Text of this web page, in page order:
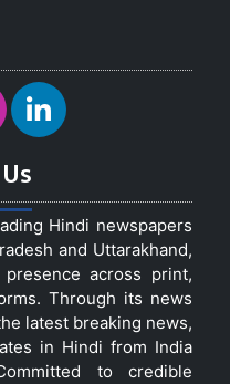
Hindi newspapers
and Uttarakhand,
across print,
Through its news
latest breaking news,
in Hindi from India
to credible